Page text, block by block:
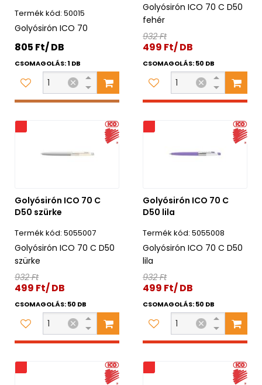
50015
Golyósirón ICO 70
805 Ft/ DB
CSOMAGOLÁS: 1 DB
Golyósirón ICO 70 C D50
fehér
932 Ft
499 Ft/ DB
CSOMAGOLÁS: 50 DB
Golyósirón ICO 70 C
D50 szürke
5055007
Golyósirón ICO 70 C D50
szürke
932 Ft
499 Ft/ DB
CSOMAGOLÁS: 50 DB
Akciós
Golyósirón ICO 70 C
D50 lila
5055008
Golyósirón ICO 70 C D50
lila
932 Ft
499 Ft/ DB
CSOMAGOLÁS: 50 DB
Akciós